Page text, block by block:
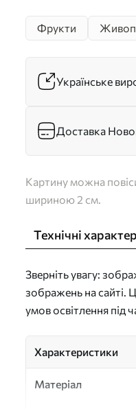
Фрукти
Українське
Доставка
Картину можна
шириною 2 см.
Технічні
Зверніть увагу:
зображень на сайті.
умов освітлення під
Характеристики
Матеріал